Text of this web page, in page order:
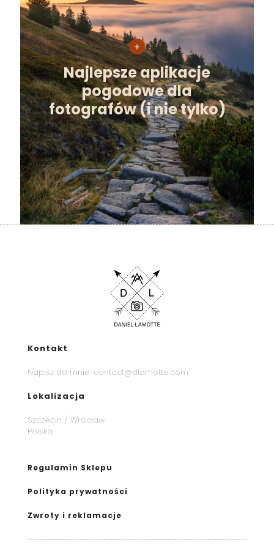
Najlepsze aplikacje
pogodowe dla
fotografów (i nie tylko)
Kontakt
Napisz do mnie: contact@dlamotte.com
Lokalizacja
Szczecin / Wrocław
Polska
Regulamin Sklepu
Polityka prywatności
Zwroty i reklamacje